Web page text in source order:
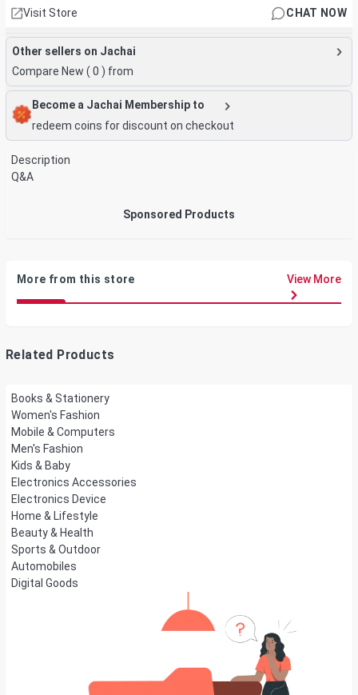
Visit Store CHAT NOW
Other sellers on Jachai
Compare New ( 0 ) from
Become a Jachai Membership to
redeem coins for discount on checkout
Description
Q&A
Sponsored Products
More from this store View More
Related Products
Books & Stationery
Women's Fashion
Mobile & Computers
Men's Fashion
Kids & Baby
Electronics Accessories
Electronics Device
Home & Lifestyle
Beauty & Health
Sports & Outdoor
Automobiles
Digital Goods